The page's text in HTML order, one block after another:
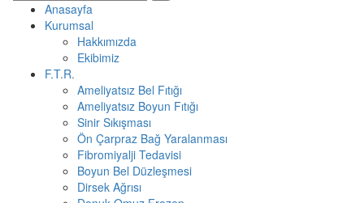
Anasayfa
Kurumsal
Hakkımızda
Ekibimiz
F.T.R.
Ameliyatsız Bel Fıtığı
Ameliyatsız Boyun Fıtığı
Sinir Sıkışması
Ön Çarpraz Bağ Yaralanması
Fibromiyalji Tedavisi
Boyun Bel Düzleşmesi
Dirsek Ağrısı